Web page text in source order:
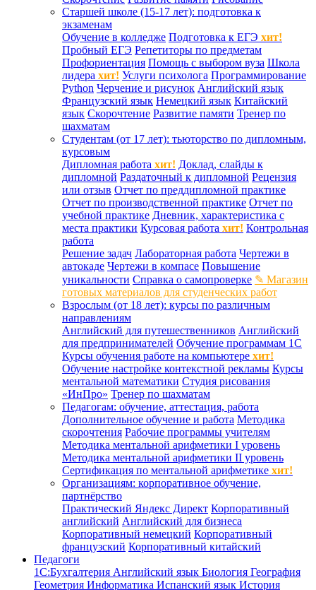
Старшей школе (15-17 лет): подготовка к
экзаменам
Обучение в колледже Подготовка к ЕГЭ хит!
Пробный ЕГЭ Репетиторы по предметам
Профориентация Помощь с выбором вуза Школа
лидера хит! Услуги психолога Программирование
Python Черчение и рисунок Английский язык
Французский язык Немецкий язык Китайский
язык Скорочтение Развитие памяти Тренер по
шахматам
Студентам (от 17 лет): тьюторство по дипломным,
курсовым
Дипломная работа хит! Доклад, слайды к
дипломной Раздаточный к дипломной Рецензия
или отзыв Отчет по преддипломной практике
Отчет по производственной практике Отчет по
учебной практике Дневник, характеристика с
места практики Курсовая работа хит! Контрольная
работа
Решение задач Лабораторная работа Чертежи в
автокаде Чертежи в компасе Повышение
уникальности Справка о самопроверке ✎ Магазин
готовых материалов для студенческих работ
Взрослым (от 18 лет): курсы по различным
направлениям
Английский для путешественников Английский
для предпринимателей Обучение программам 1С
Курсы обучения работе на компьютере хит!
Обучение настройке контекстной рекламы Курсы
ментальной математики Студия рисования
«ИнПро» Тренер по шахматам
Педагогам: обучение, аттестация, работа
Дополнительное обучение и работа Методика
скорочтения Рабочие программы учителям
Методика ментальной арифметики I уровень
Методика ментальной арифметики II уровень
Сертификация по ментальной арифметике хит!
Организациям: корпоративное обучение,
партнёрство
Практический Яндекс Директ Корпоративный
английский Английский для бизнеса
Корпоративный немецкий Корпоративный
французский Корпоративный китайский
Педагоги
1С:Бухгалтерия Английский язык Биология География
Геометрия Информатика Испанский язык История